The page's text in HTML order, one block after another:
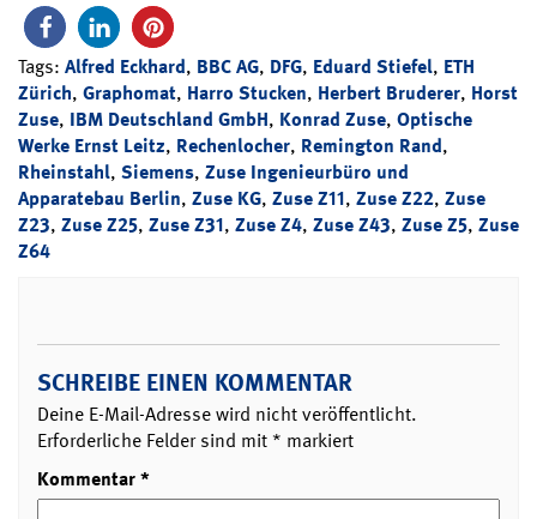
Tags: Alfred Eckhard, BBC AG, DFG, Eduard Stiefel, ETH
Zürich, Graphomat, Harro Stucken, Herbert Bruderer, Horst
Zuse, IBM Deutschland GmbH, Konrad Zuse, Optische
Werke Ernst Leitz, Rechenlocher, Remington Rand,
Rheinstahl, Siemens, Zuse Ingenieurbüro und
Apparatebau Berlin, Zuse KG, Zuse Z11, Zuse Z22, Zuse
Z23, Zuse Z25, Zuse Z31, Zuse Z4, Zuse Z43, Zuse Z5, Zuse
Z64
SCHREIBE EINEN KOMMENTAR
Deine E-Mail-Adresse wird nicht veröffentlicht.
Erforderliche Felder sind mit * markiert
Kommentar*